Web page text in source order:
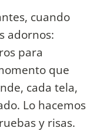
cuando
adornos:
para
que
cada tela,
Lo hacemos
y risas.